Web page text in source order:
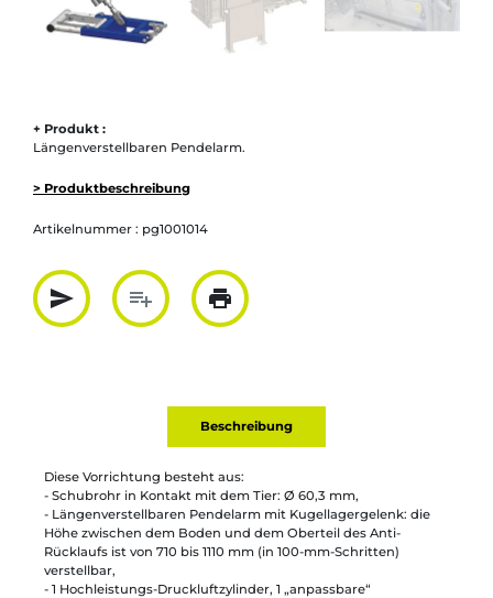
+ Produkt :
Längenverstellbaren Pendelarm.
> Produktbeschreibung
Artikelnummer : pg1001014
send
Partager par mail
playlist_add
Ajouter à la liste
print
Imprimer
Beschreibung
Diese Vorrichtung besteht aus:
- Schubrohr in Kontakt mit dem Tier: Ø 60,3 mm,
- Längenverstellbaren Pendelarm mit Kugellagergelenk: die
Höhe zwischen dem Boden und dem Oberteil des Anti-
Rücklaufs ist von 710 bis 1110 mm (in 100-mm-Schritten)
verstellbar,
- 1 Hochleistungs-Druckluftzylinder, 1 „anpassbare“